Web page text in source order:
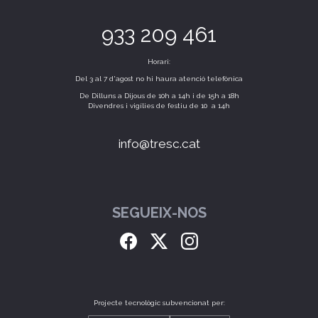
933 209 461
Horari:
Del 3 al 7 d'agost no hi haura atenció telefònica
De Dilluns a Dijous de 10h a 14h i de 15h a 18h
Divendres i vigílies de festiu de 10 a 14h
info@tresc.cat
SEGUEIX-NOS
Projecte tecnològic subvencionat per: